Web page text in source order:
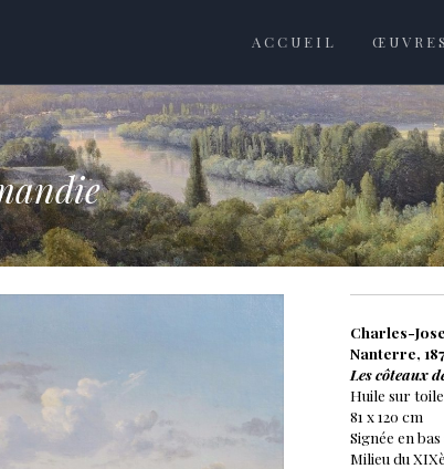
ACCUEIL ŒUVRES
Charles-
Nanterre,
Les côteaux
Huile sur toile
81 x 120 cm
Signée en
Milieu du